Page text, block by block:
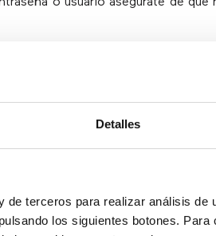
Detalles
de terceros para realizar análisis de
los siguientes botones.
o usuario asegúrate de